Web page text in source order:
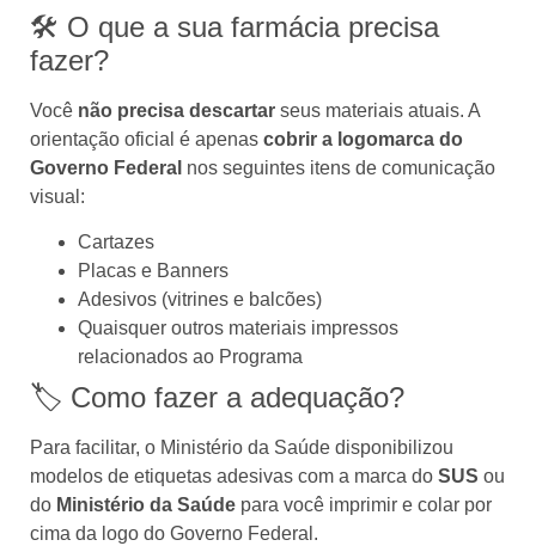
🛠️ O que a sua farmácia precisa
fazer?
Você não precisa descartar seus materiais atuais. A
orientação oficial é apenas cobrir a logomarca do
Governo Federal nos seguintes itens de comunicação
visual:
Cartazes
Placas e Banners
Adesivos (vitrines e balcões)
Quaisquer outros materiais impressos
relacionados ao Programa
🏷️ Como fazer a adequação?
Para facilitar, o Ministério da Saúde disponibilizou
modelos de etiquetas adesivas com a marca do SUS ou
do Ministério da Saúde para você imprimir e colar por
cima da logo do Governo Federal.